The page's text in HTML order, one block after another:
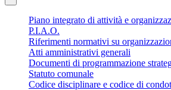
Piano integrato di attività e
P.I.A.O.
Riferimenti normativi su
Atti amministrativi generali
Documenti di programmazione
Statuto comunale
Codice disciplinare e codice di